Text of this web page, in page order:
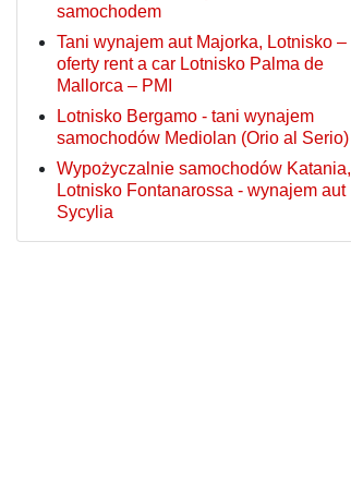
samochodem
Tani wynajem aut Majorka, Lotnisko –
oferty rent a car Lotnisko Palma de
Mallorca – PMI
Lotnisko Bergamo - tani wynajem
samochodów Mediolan (Orio al Serio)
Wypożyczalnie samochodów Katania,
Lotnisko Fontanarossa - wynajem aut
Sycylia